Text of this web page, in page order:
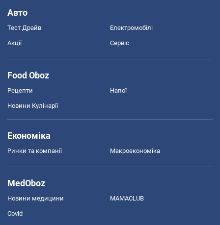
Авто
Тест Драйв Електромобілі
Акції Сервіс
Food Oboz
Рецепти Напої
Новини Кулінарії
Економіка
Ринки та компанії Макроекономіка
MedOboz
Новини медицини MAMACLUB
Covid